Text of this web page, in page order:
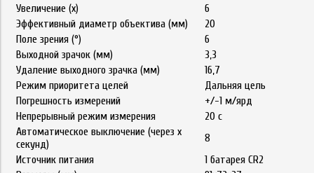
Увеличение (x)
6
Эффективный диаметр объектива (мм)
20
Поле зрения (°)
6
Выходной зрачок (мм)
3,3
Удаление выходного зрачка (мм)
16,7
Режим приоритета целей
Дальняя цель
Погрешность измерений
+/-1 м/ярд
Непрерывный режим измерения
20 с
Автоматическое выключение (через x
секунд)
8
Источник питания
1 батарея CR2